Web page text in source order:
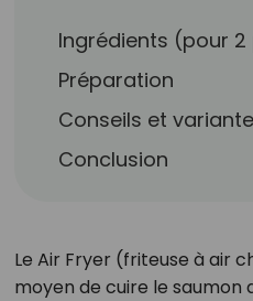
Ingrédients (pour
Préparation
Conseils et
Conclusion
Le Air Fryer (friteuse à air
moyen de cuire le saumon